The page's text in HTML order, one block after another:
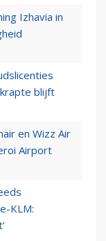
Izhavia in
blijft
en Wizz Air
Airport
KLM: